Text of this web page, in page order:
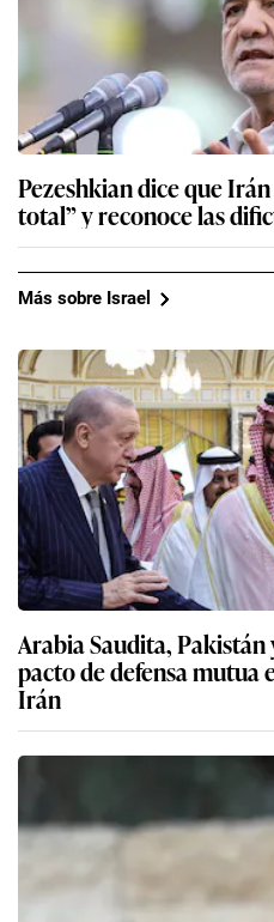
Pezeshkian dice que
total” y reconoce las
Más sobre Israel
Arabia Saudita,
pacto de defensa mutua
Irán